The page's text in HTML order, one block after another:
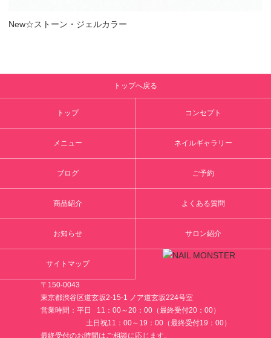
New☆ストーン・ジェルカラー
トップへ戻る
トップ コンセプト
メニュー ネイルギャラリー
ブログ ご予約
商品紹介 よくある質問
お知らせ サロン紹介
サイトマップ
〒150-0043
東京都渋谷区道玄坂2-15-1 ノア道玄坂224号室
営業時間：平日 11：00～20：00（最終受付20：00）
土日祝11：00～19：00（最終受付19：00）
最終受付のお時間はご相談に応じます。